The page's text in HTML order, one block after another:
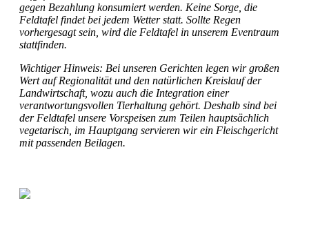
gegen Bezahlung konsumiert werden. Keine Sorge, die
Feldtafel findet bei jedem Wetter statt. Sollte Regen
vorhergesagt sein, wird die Feldtafel in unserem Eventraum
stattfinden.
Wichtiger Hinweis: Bei unseren Gerichten legen wir großen
Wert auf Regionalität und den natürlichen Kreislauf der
Landwirtschaft, wozu auch die Integration einer
verantwortungsvollen Tierhaltung gehört. Deshalb sind bei
der Feldtafel unsere Vorspeisen zum Teilen hauptsächlich
vegetarisch, im Hauptgang servieren wir ein Fleischgericht
mit passenden Beilagen.